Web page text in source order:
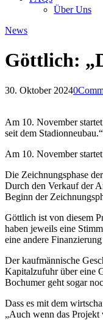
Über Uns
News
Göttlich:
30. Oktober 20240
Am 10. November
seit dem Stadionneubau.“
Am 10. November
Die Zeichnungsphase
Durch den Verkauf der
Beginn der
Göttlich ist von diesem
haben jeweils eine
eine andere
Der kaufmännische
Kapitalzufuhr über eine
Bochumer geht sogar
Dass es mit dem
„Auch wenn das